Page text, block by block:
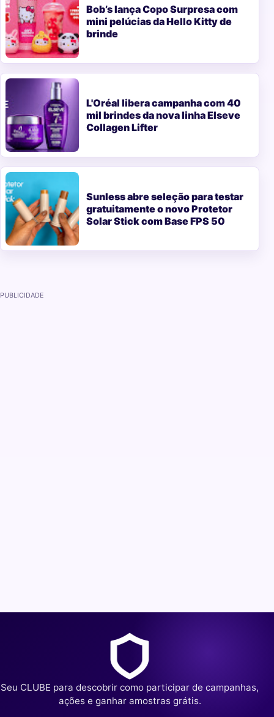
Bob’s lança Copo Surpresa com
mini pelúcias da Hello Kitty de
brinde
L'Oréal libera campanha com 40
mil brindes da nova linha Elseve
Collagen Lifter
Sunless abre seleção para testar
gratuitamente o novo Protetor
Solar Stick com Base FPS 50
PUBLICIDADE
Seu CLUBE para descobrir como participar de campanhas,
ações e ganhar amostras grátis.